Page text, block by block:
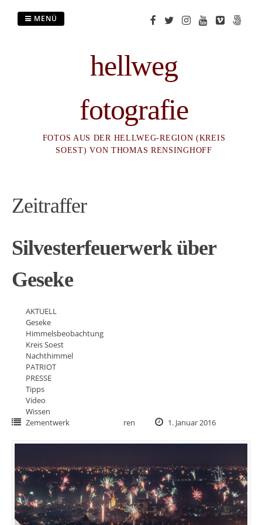
hellweg
fotografie
FOTOS AUS DER HELLWEG-REGION (KREIS
SOEST) VON THOMAS RENSINGHOFF
MENÜ
Zeitraffer
Silvesterfeuerwerk über
Geseke
AKTUELL
Geseke
Himmelsbeobachtung
Kreis Soest
Nachthimmel
PATRIOT
PRESSE
Tipps
Video
Wissen
Zementwerk
ren 1. Januar 2016